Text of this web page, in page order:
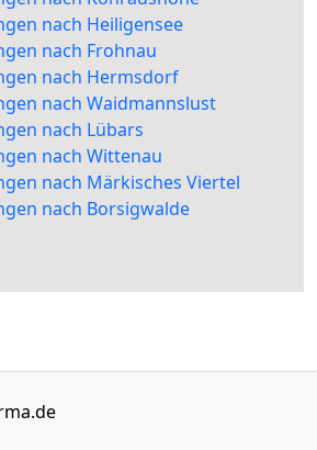
nach Heiligensee
nach Frohnau
nach Hermsdorf
nach Waidmannslust
nach Lübars
nach Wittenau
nach Märkisches Viertel
nach Borsigwalde